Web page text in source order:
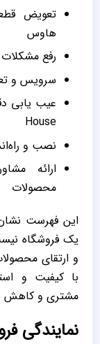
تعویض
هاوس
رفع مشکلات
سرویس و
House
نصب و
ارائه
محصولات
این فهرست
یک فروشگاه
و ارتقای
با کیفیت و
مشتری و کاهش
نمایندگی